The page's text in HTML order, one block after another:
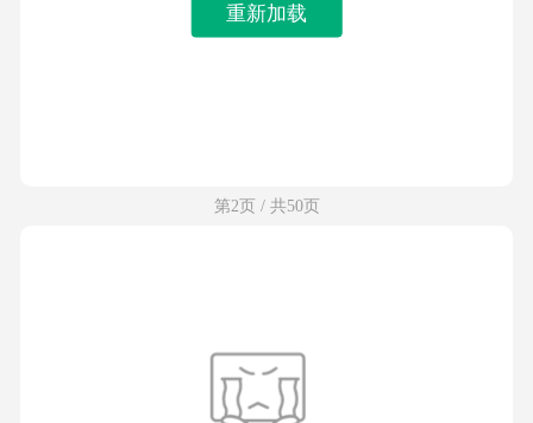
重新加载
第2页 / 共50页